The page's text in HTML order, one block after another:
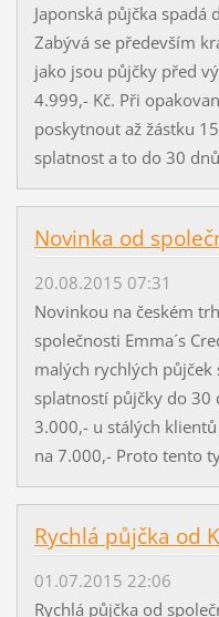
Japonská půjčka
Zabývá se především
jako jsou půjčky před
4.999,- Kč. Při
poskytnout až žástku
splatnost a to do 30
Novinka od
20.08.2015 07:31
Novinkou na českém
společnosti Emma´s
malých rychlých
splatností půjčky do 30
3.000,- u stálých
na 7.000,- Proto tento
Rychlá půjčka od
01.07.2015 22:06
Rychlá půjčka od